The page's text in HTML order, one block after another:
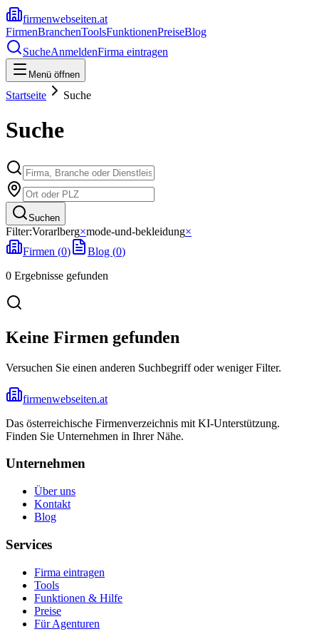
firmenwebseiten.at
FirmenBranchenToolsFunktionenPreiseBlog
SucheAnmeldenFirma eintragen
Menü öffnen
Startseite Suche
Suche
Suchen
Filter:Vorarlberg×mode-und-bekleidung×
Firmen (0) Blog (0)
0 Ergebnisse gefunden
Keine Firmen gefunden
Versuchen Sie einen anderen Suchbegriff oder weniger Filter.
firmenwebseiten.at
Das österreichische Firmenverzeichnis mit KI-Unterstützung.
Finden Sie Unternehmen in Ihrer Nähe.
Unternehmen
Über uns
Kontakt
Blog
Services
Firma eintragen
Tools
Funktionen & Hilfe
Preise
Für Agenturen